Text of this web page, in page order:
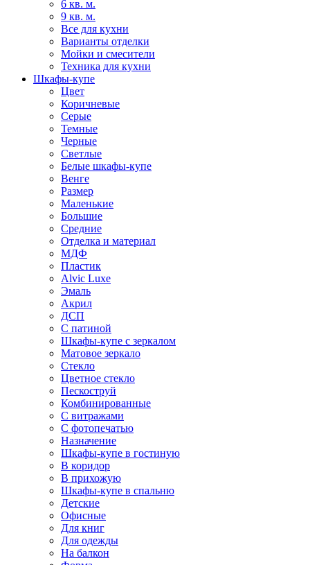
6 кв. м.
9 кв. м.
Все для кухни
Варианты отделки
Мойки и смесители
Техника для кухни
Шкафы-купе
Цвет
Коричневые
Серые
Темные
Черные
Светлые
Белые шкафы-купе
Венге
Размер
Маленькие
Большие
Средние
Отделка и материал
МДФ
Пластик
Alvic Luxe
Эмаль
Акрил
ДСП
С патиной
Шкафы-купе с зеркалом
Матовое зеркало
Стекло
Цветное стекло
Пескоструй
Комбинированные
С витражами
С фотопечатью
Назначение
Шкафы-купе в гостиную
В коридор
В прихожую
Шкафы-купе в спальню
Детские
Офисные
Для книг
Для одежды
На балкон